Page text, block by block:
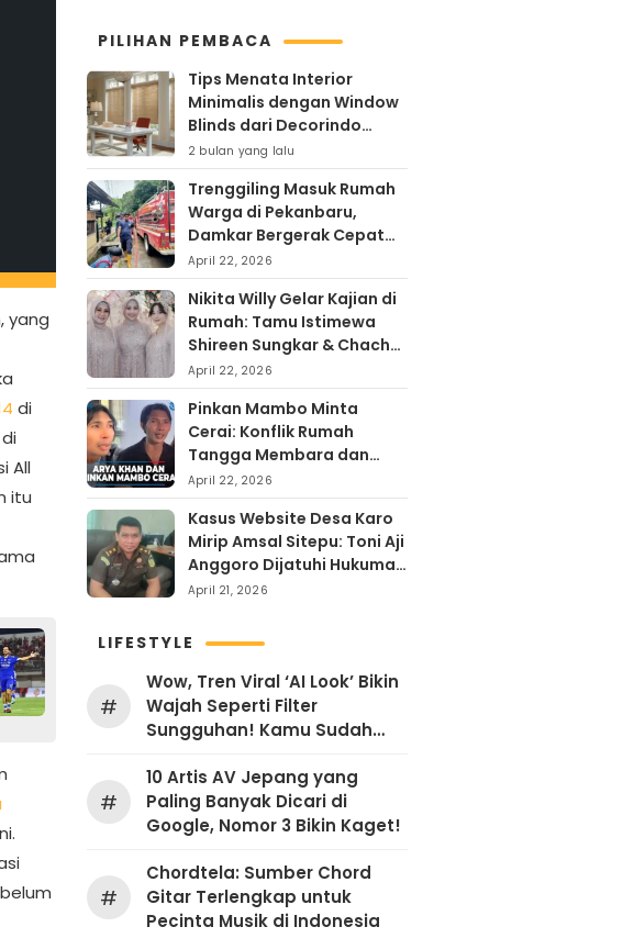
yang
di
All
itu
PILIHAN PEMBACA
Tips Menata Interior
Minimalis dengan Window
Blinds dari Decorindo
Perkasa
2 bulan yang lalu
Trenggiling Masuk Rumah
Warga di Pekanbaru,
Damkar Bergerak Cepat
Lakukan Evakuasi Aman
April 22, 2026
Nikita Willy Gelar Kajian di
Rumah: Tamu Istimewa
Shireen Sungkar & Chacha
Frederika, Rayakan Hari
Kartini dengan
Kehangatan
April 22, 2026
Pinkan Mambo Minta
Cerai: Konflik Rumah
Tangga Membara dan
Kontroversi Uang Endorse
Arya Khan
April 22, 2026
Kasus Website Desa Karo
Mirip Amsal Sitepu: Toni Aji
Anggoro Dijatuhi Hukuman
Penjara
April 21, 2026
LIFESTYLE
#
Wow, Tren Viral ‘AI Look’ Bikin
Wajah Seperti Filter
Sungguhan! Kamu Sudah
#
10 Artis AV Jepang yang
Paling Banyak Dicari di
Google, Nomor 3 Bikin Kaget!
#
Chordtela: Sumber Chord
Gitar Terlengkap untuk
Pecinta Musik di Indonesia